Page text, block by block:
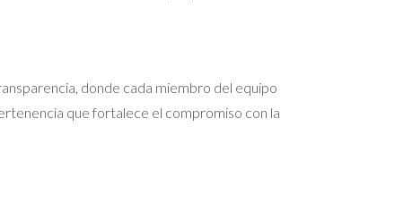
donde cada miembro del equipo
que fortalece el compromiso con la